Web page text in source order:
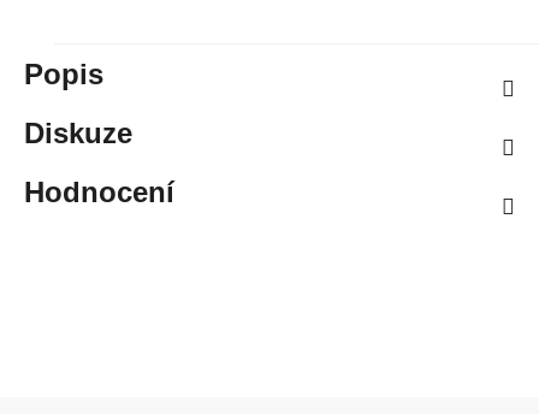
Popis
Diskuze
Hodnocení